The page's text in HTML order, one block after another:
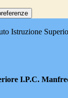
Istruzione
I.P.C.